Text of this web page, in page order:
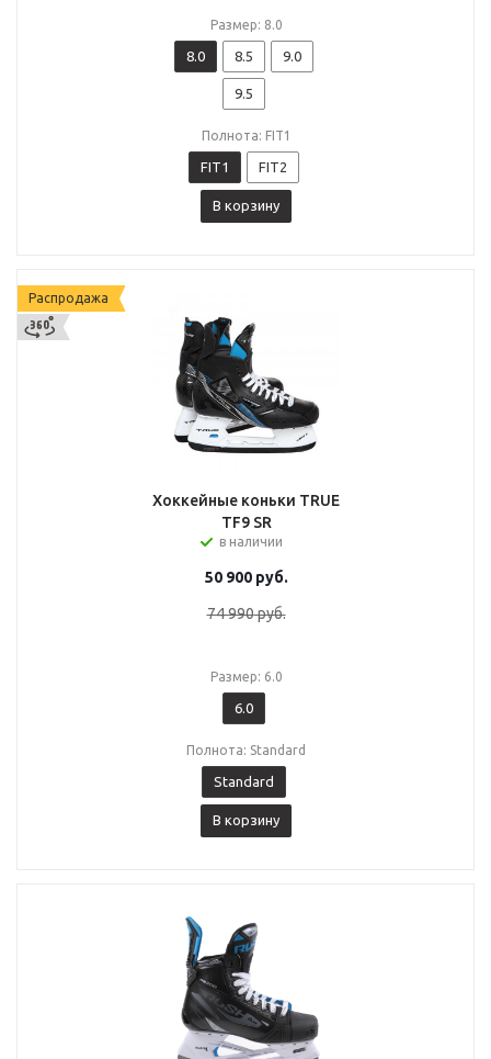
Размер: 8.0
8.0 8.5 9.0
9.5
Полнота: FIT1
FIT1 FIT2
В корзину
Распродажа
Хоккейные коньки TRUE
TF9 SR
в наличии
50 900руб.
74 990руб.
Размер: 6.0
6.0
Полнота: Standard
Standard
В корзину